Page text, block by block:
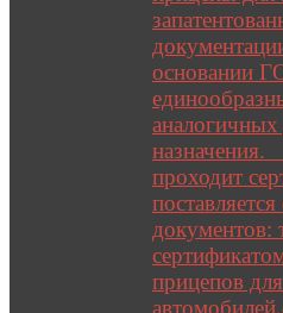
основании
проходит
документов:
прицепов